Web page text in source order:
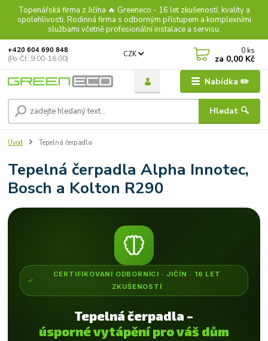
Topenářská firma z Jičína 🔥 Greeneco - 16 let zkušeností, kvality a
spolehlivosti. Rodinná firma s odborným přístupem a komplexními
službami včetně profesionální instalace a servisu.
Nabídka ✏️
CZK
Hledat 🔍
+420 604 690 848
(Po-Čt: 9:00-16:00)
0 ks
za 0,00 Kč
Úvod Tepelná čerpadla
Tepelná čerpadla Alpha Innotec,
Bosch a Kolton R290
CERTIFIKOVANÍ ODBORNÍCI · JIČÍN · 16 LET
ZKUŠENOSTÍ
Tepelná čerpadla –
úsporné vytápění pro váš dům